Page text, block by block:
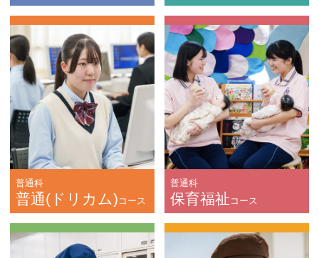
普通科
普通(ドリカム) コース
普通科
保育福祉 コース